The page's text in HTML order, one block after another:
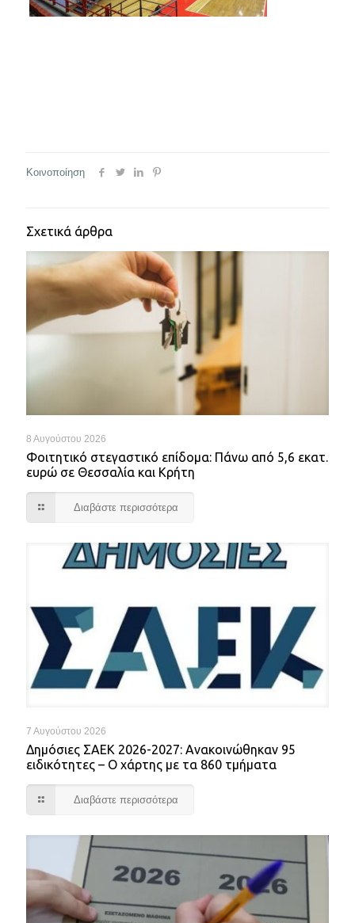
Κοινοποίηση
Σχετικά άρθρα
8 Αυγούστου 2026
Φοιτητικό στεγαστικό επίδομα: Πάνω από 5,6 εκατ.
ευρώ σε Θεσσαλία και Κρήτη
Διαβάστε περισσότερα
7 Αυγούστου 2026
Δημόσιες ΣΑΕΚ 2026-2027: Ανακοινώθηκαν 95
ειδικότητες – Ο χάρτης με τα 860 τμήματα
Διαβάστε περισσότερα